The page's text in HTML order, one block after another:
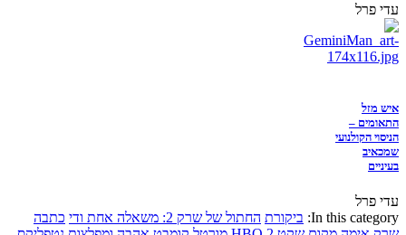
עדי פרל
איש מזל
התאומים –
הניסוי הקולנועי
שמכאיב
בעיניים
עדי פרל
In this category: ביקורת החתול של שרק 2: משאלה אחת ודי
כתבה